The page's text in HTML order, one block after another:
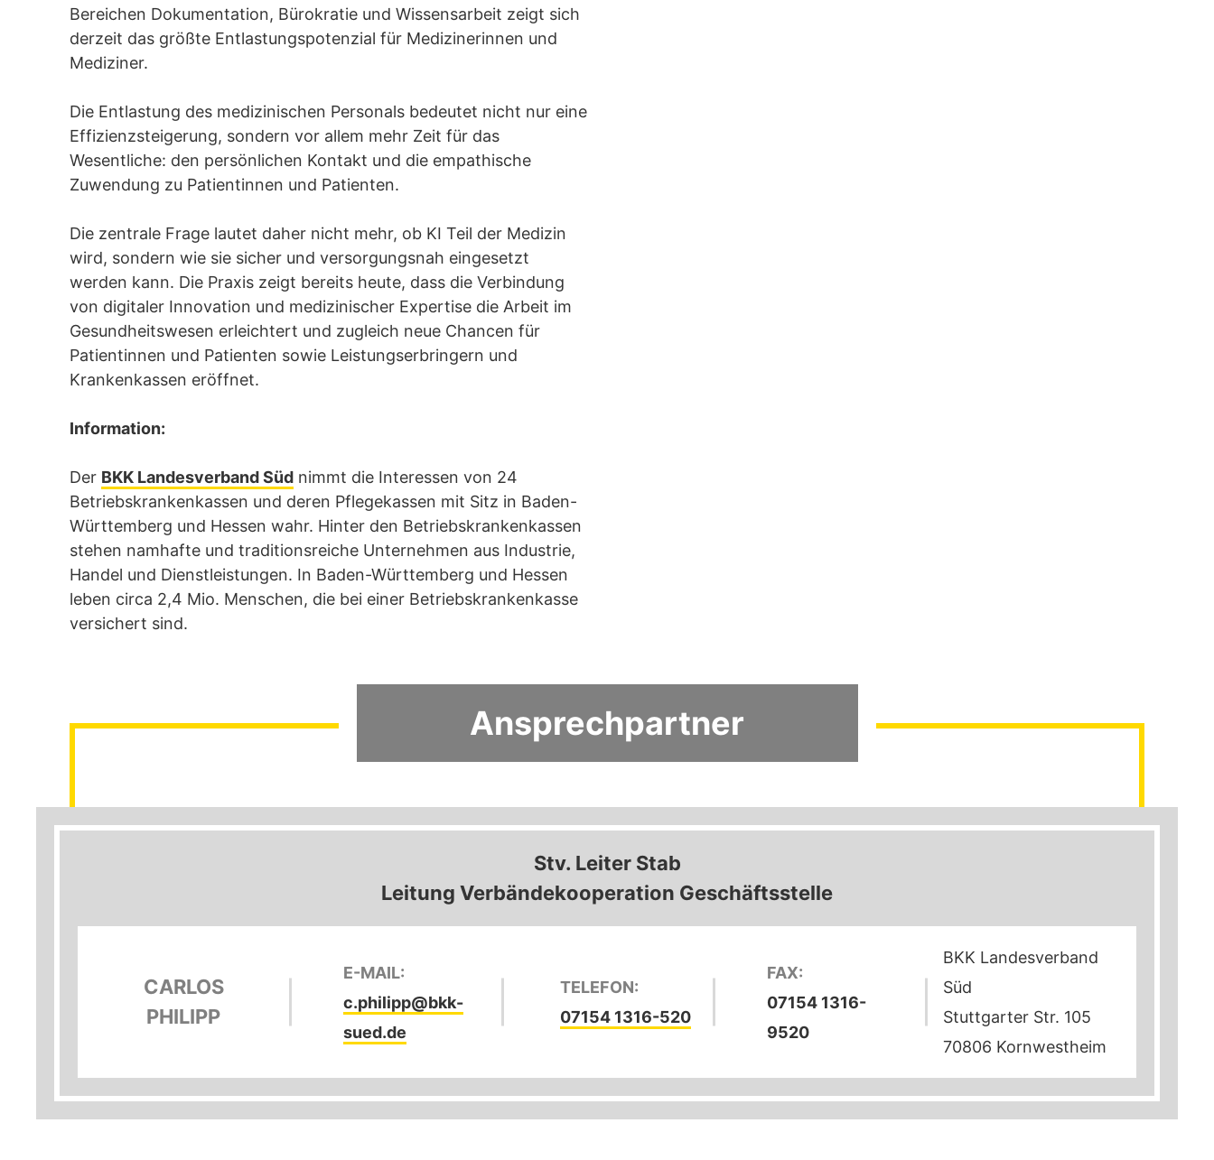
Bereichen Dokumentation, Bürokratie und Wissensarbeit zeigt sich
derzeit das größte Entlastungspotenzial für Medizinerinnen und
Mediziner.
Die Entlastung des medizinischen Personals bedeutet nicht nur eine
Effizienzsteigerung, sondern vor allem mehr Zeit für das
Wesentliche: den persönlichen Kontakt und die empathische
Zuwendung zu Patientinnen und Patienten.
Die zentrale Frage lautet daher nicht mehr, ob KI Teil der Medizin
wird, sondern wie sie sicher und versorgungsnah eingesetzt
werden kann. Die Praxis zeigt bereits heute, dass die Verbindung
von digitaler Innovation und medizinischer Expertise die Arbeit im
Gesundheitswesen erleichtert und zugleich neue Chancen für
Patientinnen und Patienten sowie Leistungserbringern und
Krankenkassen eröffnet.
Information:
Der BKK Landesverband Süd nimmt die Interessen von 24
Betriebskrankenkassen und deren Pflegekassen mit Sitz in Baden-
Württemberg und Hessen wahr. Hinter den Betriebskrankenkassen
stehen namhafte und traditionsreiche Unternehmen aus Industrie,
Handel und Dienstleistungen. In Baden-Württemberg und Hessen
leben circa 2,4 Mio. Menschen, die bei einer Betriebskrankenkasse
versichert sind.
Ansprechpartner
Stv. Leiter Stab
Leitung Verbändekooperation Geschäftsstelle
CARLOS
PHILIPP
E-MAIL:
c.philipp@bkk-
sued.de
TELEFON:
07154 1316-520
FAX:
07154 1316-
9520
BKK Landesverband
Süd
Stuttgarter Str. 105
70806 Kornwestheim